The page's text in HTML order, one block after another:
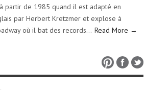
partir de 1985 quand il est adapté en
par Herbert Kretzmer et explose à
où il bat des records… Read More →